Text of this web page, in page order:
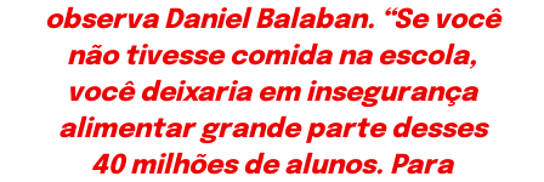
observa Daniel Balaban. “Se você
não tivesse comida na escola,
você deixaria em insegurança
alimentar grande parte desses
40 milhões de alunos. Para